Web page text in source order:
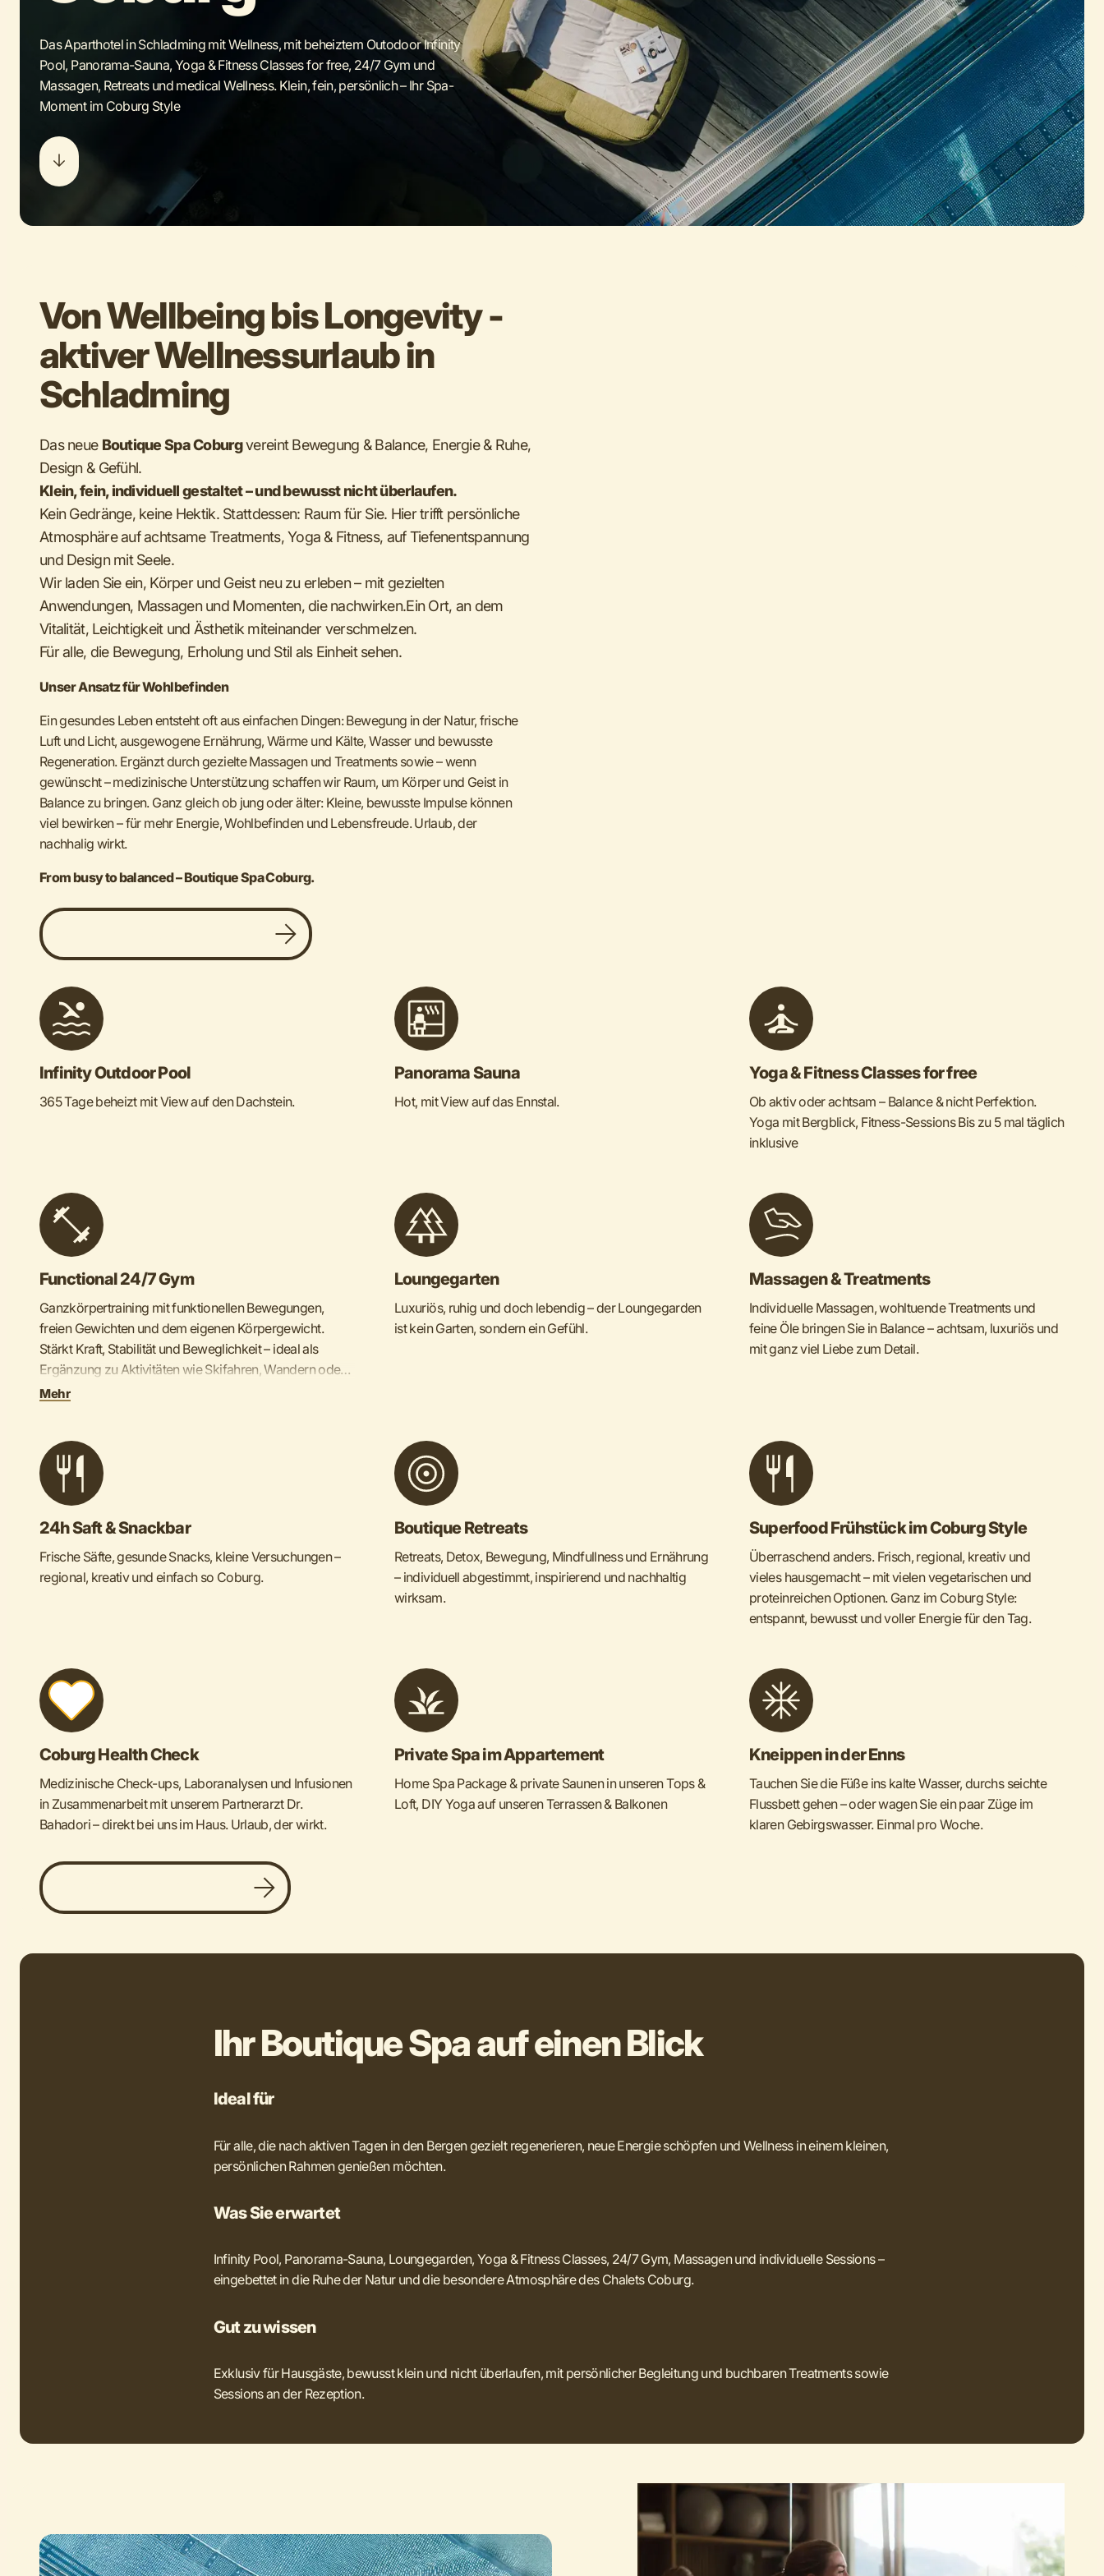
Das Aparthotel in Schladming mit Wellness, mit beheiztem Outodoor Infinity
Pool, Panorama-Sauna, Yoga & Fitness Classes for free, 24/7 Gym und
Massagen, Retreats und medical Wellness. Klein, fein, persönlich – Ihr Spa-
Moment im Coburg Style
Von Wellbeing bis Longevity -
aktiver Wellnessurlaub in
Schladming
Das neue Boutique Spa Coburgvereint Bewegung & Balance, Energie & Ruhe,
Design & Gefühl.
Klein, fein, individuell gestaltet – und bewusst nicht überlaufen.
Kein Gedränge, keine Hektik. Stattdessen: Raum für Sie. Hier trifft persönliche
Atmosphäre auf achtsame Treatments, Yoga & Fitness, auf Tiefenentspannung
und Design mit Seele.
Wir laden Sie ein, Körper und Geist neu zu erleben – mit gezielten
Anwendungen, Massagen und Momenten, die nachwirken.Ein Ort, an dem
Vitalität, Leichtigkeit und Ästhetik miteinander verschmelzen.
Für alle, die Bewegung, Erholung und Stil als Einheit sehen.
Unser Ansatz für Wohlbefinden
Ein gesundes Leben entsteht oft aus einfachen Dingen: Bewegung in der Natur, frische
Luft und Licht, ausgewogene Ernährung, Wärme und Kälte, Wasser und bewusste
Regeneration. Ergänzt durch gezielte Massagen und Treatments sowie – wenn
gewünscht – medizinische Unterstützung schaffen wir Raum, um Körper und Geist in
Balance zu bringen. Ganz gleich ob jung oder älter: Kleine, bewusste Impulse können
viel bewirken – für mehr Energie, Wohlbefinden und Lebensfreude. Urlaub, der
nachhalig wirkt.
From busy to balanced – Boutique Spa Coburg.
Infinity Outdoor Pool
365 Tage beheizt mit View auf den Dachstein.
Panorama Sauna
Hot, mit View auf das Ennstal.
Yoga & Fitness Classes for free
Ob aktiv oder achtsam – Balance & nicht Perfektion.
Yoga mit Bergblick, Fitness-Sessions Bis zu 5 mal täglich
inklusive
Functional 24/7 Gym
Ganzkörpertraining mit funktionellen Bewegungen,
freien Gewichten und dem eigenen Körpergewicht.
Stärkt Kraft, Stabilität und Beweglichkeit – ideal als
Ergänzung zu Aktivitäten wie Skifahren, Wandern oder
Biken.
Mehr
Loungegarten
Luxuriös, ruhig und doch lebendig – der Loungegarden
ist kein Garten, sondern ein Gefühl.
Massagen & Treatments
Individuelle Massagen, wohltuende Treatments und
feine Öle bringen Sie in Balance – achtsam, luxuriös und
mit ganz viel Liebe zum Detail.
24h Saft & Snackbar
Frische Säfte, gesunde Snacks, kleine Versuchungen –
regional, kreativ und einfach so Coburg.
Boutique Retreats
Retreats, Detox, Bewegung, Mindfullness und Ernährung
– individuell abgestimmt, inspirierend und nachhaltig
wirksam.
Superfood Frühstück im Coburg Style
Überraschend anders. Frisch, regional, kreativ und
vieles hausgemacht – mit vielen vegetarischen und
proteinreichen Optionen. Ganz im Coburg Style:
entspannt, bewusst und voller Energie für den Tag.
Coburg Health Check
Medizinische Check-ups, Laboranalysen und Infusionen
in Zusammenarbeit mit unserem Partnerarzt Dr.
Bahadori – direkt bei uns im Haus. Urlaub, der wirkt.
Private Spa im Appartement
Home Spa Package & private Saunen in unseren Tops &
Loft, DIY Yoga auf unseren Terrassen & Balkonen
Kneippen in der Enns
Tauchen Sie die Füße ins kalte Wasser, durchs seichte
Flussbett gehen – oder wagen Sie ein paar Züge im
klaren Gebirgswasser. Einmal pro Woche.
Ihr Boutique Spa auf einen Blick
Ideal für
Für alle, die nach aktiven Tagen in den Bergen gezielt regenerieren, neue Energie schöpfen und Wellness in einem kleinen,
persönlichen Rahmen genießen möchten.
Was Sie erwartet
Infinity Pool, Panorama-Sauna, Loungegarden, Yoga & Fitness Classes, 24/7 Gym, Massagen und individuelle Sessions –
eingebettet in die Ruhe der Natur und die besondere Atmosphäre des Chalets Coburg.
Gut zu wissen
Exklusiv für Hausgäste, bewusst klein und nicht überlaufen, mit persönlicher Begleitung und buchbaren Treatments sowie
Sessions an der Rezeption.